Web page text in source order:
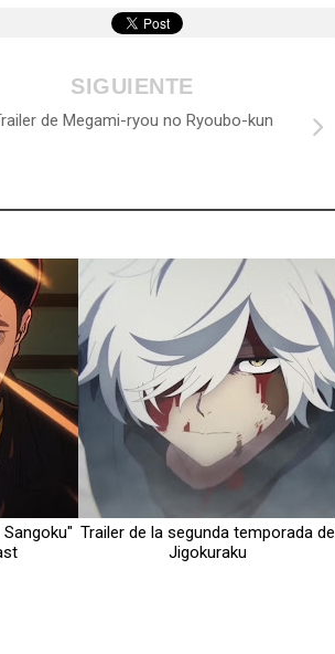
SIGUIENTE
de Megami-ryou no Ryoubo-kun
Trailer de la segunda temporada de
Jigokuraku